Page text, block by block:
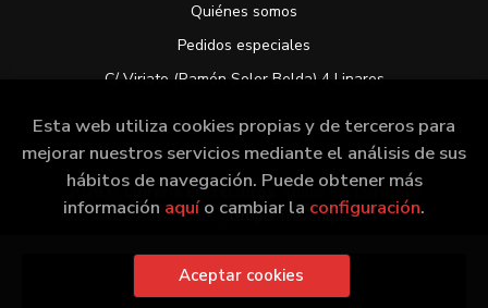
Añadir a mi cesta
Quiénes somos
Pedidos especiales
C/ Viriato (Ramón Soler Belda) 4 Linares
2026 ©Librería EntreLibros . Todos los Derechos
Reservados |Grupo Trevenque
Esta web utiliza cookies propias y de terceros para
mejorar nuestros servicios mediante el análisis de sus
hábitos de navegación. Puede obtener más
información aquío cambiar la configuración.
Aceptar cookies